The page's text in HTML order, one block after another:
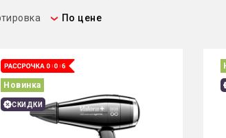
По цене
Новинка
СКИДКИ